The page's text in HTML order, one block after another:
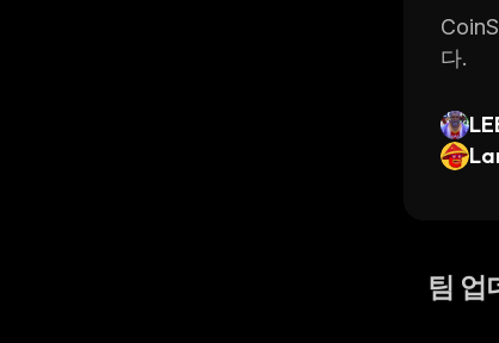
다.
팀 업